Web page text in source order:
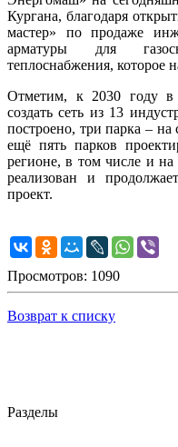
Кургана, благодаря
мастер» по продаже
арматуры для
теплоснабжения, которое
Отметим, к 2030 году в
создать сеть из 13
построено, три парка – на
ещё пять парков
регионе, в том числе и
реализован и
проект.
Просмотров: 1090
Возврат к списку
Разделы